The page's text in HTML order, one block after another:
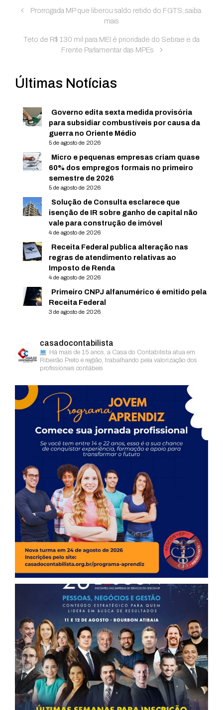
Prorrogada MP que liberou saldo retido do FGTS; saiba
mais
Teto de R$ 130 mil para MEI é prioridade do Sebrae e da
Frente Parlamentar das MPEs
Últimas Notícias
Governo edita sexta medida provisória
para subsidiar combustíveis por causa da
guerra no Oriente Médio
5 de agosto de 2026
Micro e pequenas empresas criam quase
60% dos empregos formais no primeiro
semestre de 2026
5 de agosto de 2026
Solução de Consulta esclarece que
isenção de IR sobre ganho de capital não
vale para construção de imóvel
4 de agosto de 2026
Receita Federal publica alteração nas
regras de atendimento relativas ao
Imposto de Renda
4 de agosto de 2026
Primeiro CNPJ alfanumérico é emitido pela
Receita Federal
3 de agosto de 2026
casadocontabilista
Há mais de 15 anos, a Casa do Contabilista atua em
Ribeirão Preto e região, trabalhando pela valorização dos
profissionais contábeis